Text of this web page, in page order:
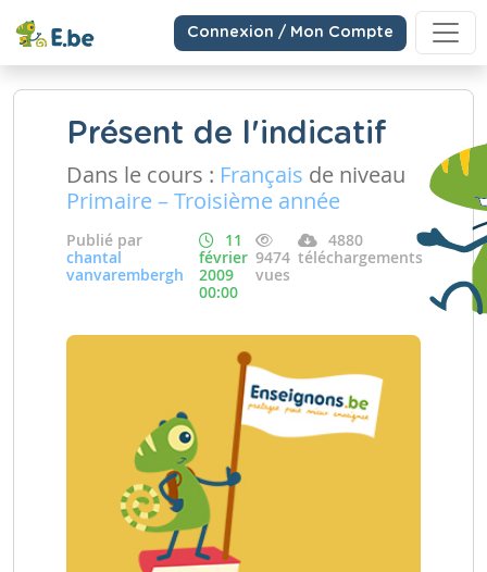
Connexion / Mon Compte
Présent de l'indicatif
Dans le cours : Français de niveau
Primaire – Troisième année
Publié par
chantal
vanvarembergh
11
février
2009
00:00
9474
vues
4880
téléchargements